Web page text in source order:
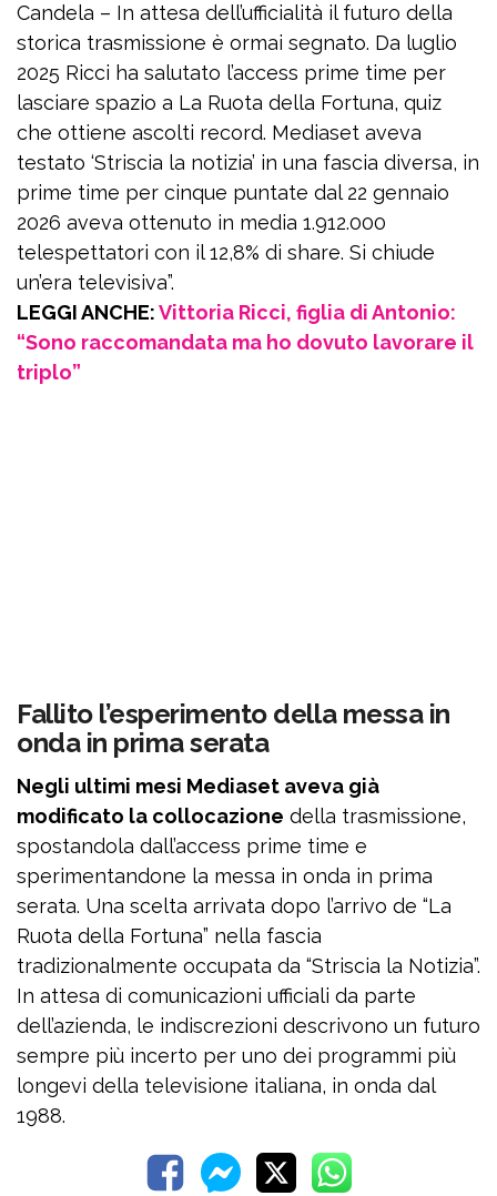
Candela – In attesa dell’ufficialità il futuro della
storica trasmissione è ormai segnato. Da luglio
2025 Ricci ha salutato l’access prime time per
lasciare spazio a La Ruota della Fortuna, quiz
che ottiene ascolti record. Mediaset aveva
testato ‘Striscia la notizia’ in una fascia diversa, in
prime time per cinque puntate dal 22 gennaio
2026 aveva ottenuto in media 1.912.000
telespettatori con il 12,8% di share. Si chiude
un’era televisiva”.
LEGGI ANCHE:Vittoria Ricci, figlia di Antonio:
“Sono raccomandata ma ho dovuto lavorare il
triplo”
Fallito l’esperimento della messa in
onda in prima serata
Negli ultimi mesi Mediaset aveva già
modificato la collocazione della trasmissione,
spostandola dall’access prime time e
sperimentandone la messa in onda in prima
serata. Una scelta arrivata dopo l’arrivo de “La
Ruota della Fortuna” nella fascia
tradizionalmente occupata da “Striscia la Notizia”.
In attesa di comunicazioni ufficiali da parte
dell’azienda, le indiscrezioni descrivono un futuro
sempre più incerto per uno dei programmi più
longevi della televisione italiana, in onda dal
1988.